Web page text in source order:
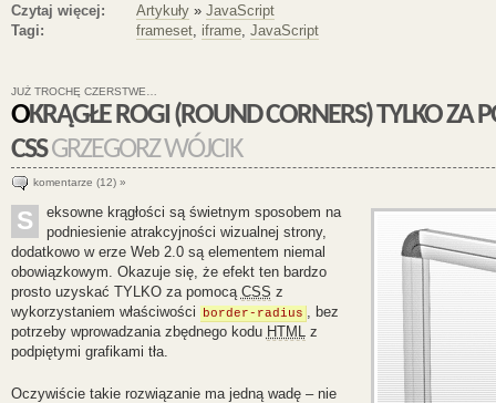
Czytaj więcej: Artykuły» JavaScript
Tagi:
frameset, iframe, JavaScript
JUŻ TROCHĘ CZERSTWE…
OKRĄGŁE ROGI (ROUND CORNERS) TYLKO ZA POMOCĄ
CSSGRZEGORZ WÓJCIK
komentarze (12) »
S
eksowne krągłości są świetnym sposobem na
podniesienie atrakcyjności wizualnej strony,
dodatkowo w erze Web 2.0 są elementem niemal
obowiązkowym. Okazuje się, że efekt ten bardzo
prosto uzyskać TYLKO za pomocą CSS z
wykorzystaniem właściwości
border-radius , bez
potrzeby wprowadzania zbędnego kodu HTML z
podpiętymi grafikami tła.
Oczywiście takie rozwiązanie ma jedną wadę – nie